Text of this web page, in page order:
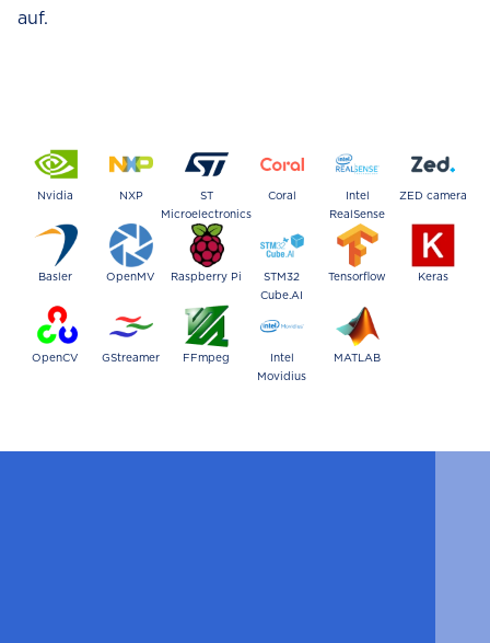
auf.
Nvidia NXP
ST
Microelectronics
Coral
Intel
RealSense
ZED camera
Basler OpenMV Raspberry Pi
STM32
Cube.AI
Tensorflow Keras
OpenCV GStreamer FFmpeg
Intel
Movidius
MATLAB